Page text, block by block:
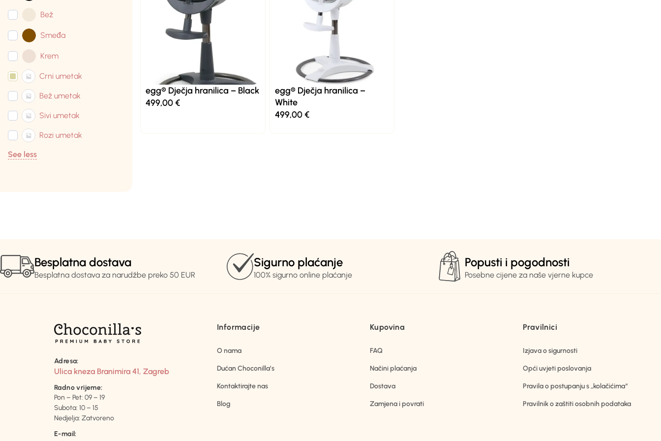
Bež
Smeđa
Krem
Crni umetak
Bež umetak
Sivi umetak
Rozi umetak
See less
egg® Dječja hranilica – Black
499,00€
egg® Dječja hranilica –
White
499,00€
Besplatna dostava
Besplatna dostava za narudžbe preko 50 EUR
Sigurno plaćanje
100% sigurno online plaćanje
Popusti i pogodnosti
Posebne cijene za naše vjerne kupce
Adresa:
Ulica kneza Branimira 41, Zagreb
Radno vrijeme:
Pon – Pet: 09 – 19
Subota: 10 – 15
Nedjelja: Zatvoreno
E-mail:
Informacije
O nama
Dućan Choconilla’s
Kontaktirajte nas
Blog
Kupovina
FAQ
Načini plaćanja
Dostava
Zamjena i povrati
Pravilnici
Izjava o sigurnosti
Opći uvjeti poslovanja
Pravila o postupanju s „kolačićima“
Pravilnik o zaštiti osobnih podataka